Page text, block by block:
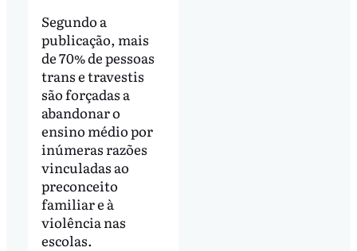
Segundo a
publicação, mais
de 70% de pessoas
trans e travestis
são forçadas a
abandonar o
ensino médio por
inúmeras razões
vinculadas ao
preconceito
familiar e à
violência nas
escolas.